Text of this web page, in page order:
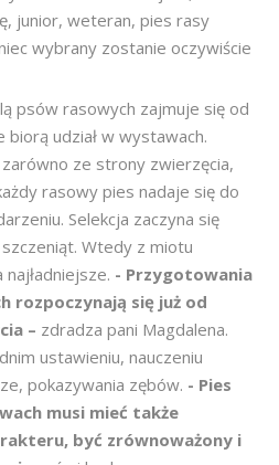
junior, weteran, pies rasy
wybrany zostanie oczywiście
psów rasowych zajmuje się od
biorą udział w wystawach.
ze strony zwierzęcia,
rasowy pies nadaje się do
Selekcja zaczyna się
Wtedy z miotu
- Przygotowania
rozpoczynają się już od
– zdradza pani Magdalena.
ustawieniu, nauczeniu
pokazywania zębów. - Pies
musi mieć także
być zrównoważony i